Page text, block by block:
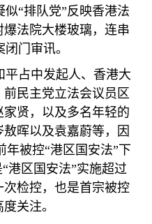
似“排队党”反映香港法
法院大楼玻璃，连串
闭门审讯。
平占中发起人、香港大
民主党立法会议员区
贤，以及多名年轻的
晖以及袁嘉蔚等，因
年被控“港区国安法”下
港区国安法”实施超过
检控，也是首宗被控
关注。